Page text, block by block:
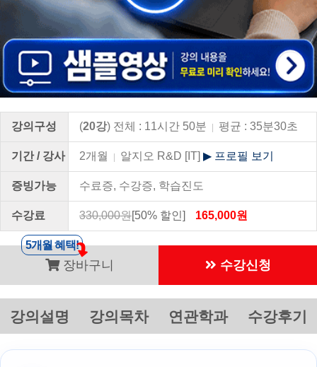
강의구성 (20강) 전체 : 11시간 50분 평균 : 35분30초
기간 / 강사 2개월 알지오 R&D [IT] ▶ 프로필 보기
증빙가능 수료증, 수강증, 학습진도
수강료 330,000원[50% 할인] 165,000원
장바구니 수강신청
5개월 혜택!
강의설명 강의목차 연관학과 수강후기